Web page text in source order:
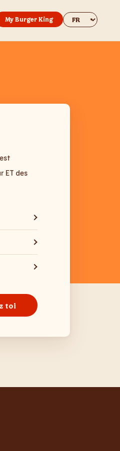
My Burger King Change
ET des
toi